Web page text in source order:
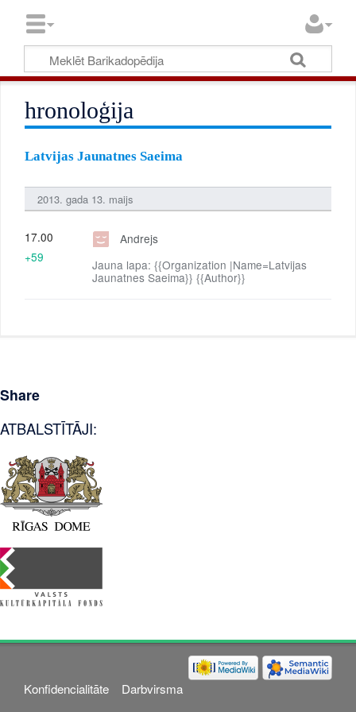
hronoloģija
Latvijas Jaunatnes Saeima
2013. gada 13. maijs
Andrejs
Jauna lapa: {{Organization |Name=Latvijas
Jaunatnes Saeima}} {{Author}}
17.00
+59
Share
ATBALSTĪTĀJI:
Konfidencialitāte
Darbvirsma